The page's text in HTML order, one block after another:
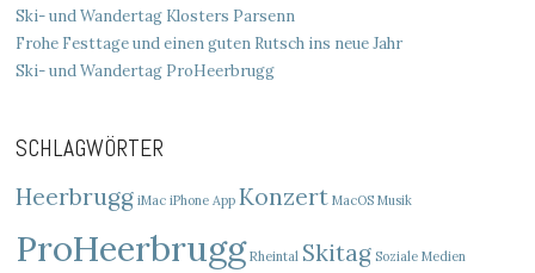
Ski- und Wandertag Klosters Parsenn
Frohe Festtage und einen guten Rutsch ins neue Jahr
Ski- und Wandertag ProHeerbrugg
SCHLAGWÖRTER
Heerbrugg iMac iPhone App Konzert MacOS Musik
ProHeerbrugg Rheintal Skitag Soziale Medien